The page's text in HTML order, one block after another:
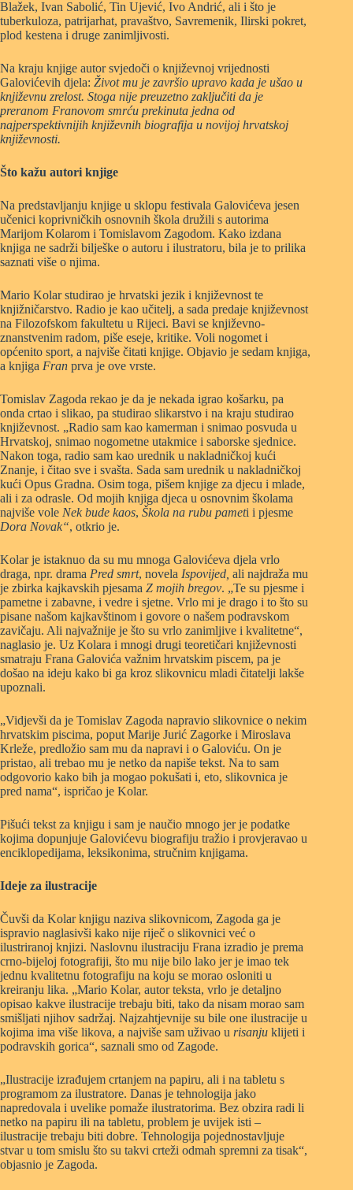
Blažek, Ivan Sabolić, Tin Ujević, Ivo Andrić, ali i što je
tuberkuloza, patrijarhat, pravaštvo, Savremenik, Ilirski pokret,
plod kestena i druge zanimljivosti.
Na kraju knjige autor svjedoči o književnoj vrijednosti
Galovićevih djela: Život mu je završio upravo kada je ušao u
književnu zrelost. Stoga nije preuzetno zaključiti da je
preranom Franovom smrću prekinuta jedna od
najperspektivnijih književnih biografija u novijoj hrvatskoj
književnosti.
Što kažu autori knjige
Na predstavljanju knjige u sklopu festivala Galovićeva jesen
učenici koprivničkih osnovnih škola družili s autorima
Marijom Kolarom i Tomislavom Zagodom. Kako izdana
knjiga ne sadrži bilješke o autoru i ilustratoru, bila je to prilika
saznati više o njima.
Mario Kolar studirao je hrvatski jezik i književnost te
knjižničarstvo. Radio je kao učitelj, a sada predaje književnost
na Filozofskom fakultetu u Rijeci. Bavi se književno-
znanstvenim radom, piše eseje, kritike. Voli nogomet i
općenito sport, a najviše čitati knjige. Objavio je sedam knjiga,
a knjiga Fran prva je ove vrste.
Tomislav Zagoda rekao je da je nekada igrao košarku, pa
onda crtao i slikao, pa studirao slikarstvo i na kraju studirao
književnost. „Radio sam kao kamerman i snimao posvuda u
Hrvatskoj, snimao nogometne utakmice i saborske sjednice.
Nakon toga, radio sam kao urednik u nakladničkoj kući
Znanje, i čitao sve i svašta. Sada sam urednik u nakladničkoj
kući Opus Gradna. Osim toga, pišem knjige za djecu i mlade,
ali i za odrasle. Od mojih knjiga djeca u osnovnim školama
najviše vole Nek bude kaos, Škola na rubu pameti i pjesme
Dora Novak“, otkrio je.
Kolar je istaknuo da su mu mnoga Galovićeva djela vrlo
draga, npr. drama Pred smrt, novela Ispovijed, ali najdraža mu
je zbirka kajkavskih pjesama Z mojih bregov. „Te su pjesme i
pametne i zabavne, i vedre i sjetne. Vrlo mi je drago i to što su
pisane našom kajkavštinom i govore o našem podravskom
zavičaju. Ali najvažnije je što su vrlo zanimljive i kvalitetne“,
naglasio je. Uz Kolara i mnogi drugi teoretičari književnosti
smatraju Frana Galovića važnim hrvatskim piscem, pa je
došao na ideju kako bi ga kroz slikovnicu mladi čitatelji lakše
upoznali.
„Vidjevši da je Tomislav Zagoda napravio slikovnice o nekim
hrvatskim piscima, poput Marije Jurić Zagorke i Miroslava
Krleže, predložio sam mu da napravi i o Galoviću. On je
pristao, ali trebao mu je netko da napiše tekst. Na to sam
odgovorio kako bih ja mogao pokušati i, eto, slikovnica je
pred nama“, ispričao je Kolar.
Pišući tekst za knjigu i sam je naučio mnogo jer je podatke
kojima dopunjuje Galovićevu biografiju tražio i provjeravao u
enciklopedijama, leksikonima, stručnim knjigama.
Ideje za ilustracije
Čuvši da Kolar knjigu naziva slikovnicom, Zagoda ga je
ispravio naglasivši kako nije riječ o slikovnici već o
ilustriranoj knjizi. Naslovnu ilustraciju Frana izradio je prema
crno-bijeloj fotografiji, što mu nije bilo lako jer je imao tek
jednu kvalitetnu fotografiju na koju se morao osloniti u
kreiranju lika. „Mario Kolar, autor teksta, vrlo je detaljno
opisao kakve ilustracije trebaju biti, tako da nisam morao sam
smišljati njihov sadržaj. Najzahtjevnije su bile one ilustracije u
kojima ima više likova, a najviše sam uživao u risanju klijeti i
podravskih gorica“, saznali smo od Zagode.
„Ilustracije izrađujem crtanjem na papiru, ali i na tabletu s
programom za ilustratore. Danas je tehnologija jako
napredovala i uvelike pomaže ilustratorima. Bez obzira radi li
netko na papiru ili na tabletu, problem je uvijek isti –
ilustracije trebaju biti dobre. Tehnologija pojednostavljuje
stvar u tom smislu što su takvi crteži odmah spremni za tisak“,
objasnio je Zagoda.